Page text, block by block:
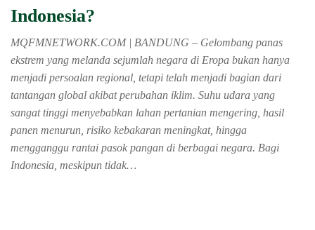
Indonesia?
MQFMNETWORK.COM | BANDUNG – Gelombang panas
ekstrem yang melanda sejumlah negara di Eropa bukan hanya
menjadi persoalan regional, tetapi telah menjadi bagian dari
tantangan global akibat perubahan iklim. Suhu udara yang
sangat tinggi menyebabkan lahan pertanian mengering, hasil
panen menurun, risiko kebakaran meningkat, hingga
mengganggu rantai pasok pangan di berbagai negara. Bagi
Indonesia, meskipun tidak…